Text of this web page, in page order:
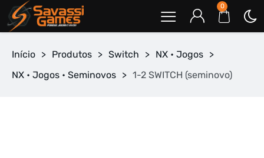
0
Início > Produtos > Switch > NX • Jogos >
NX • Jogos • Seminovos > 1-2 SWITCH (seminovo)